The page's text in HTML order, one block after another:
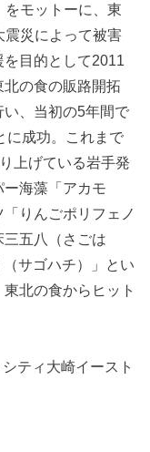
をモットーに、東
震災によって被害
目的として2011
の食の販路開拓
、当初の5年間で
に成功。これまで
上げている岩手発
海藻「アカモ
りんごポリフェノ
五八（さごは
サゴハチ）」とい
北の食からヒット
ティ大崎イースト